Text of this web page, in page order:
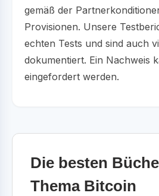
gemäß der
Provisionen. Unsere
echten Tests und sind auch
dokumentiert. Ein Nachweis
eingefordert werden.
Die besten
Thema Bitcoin